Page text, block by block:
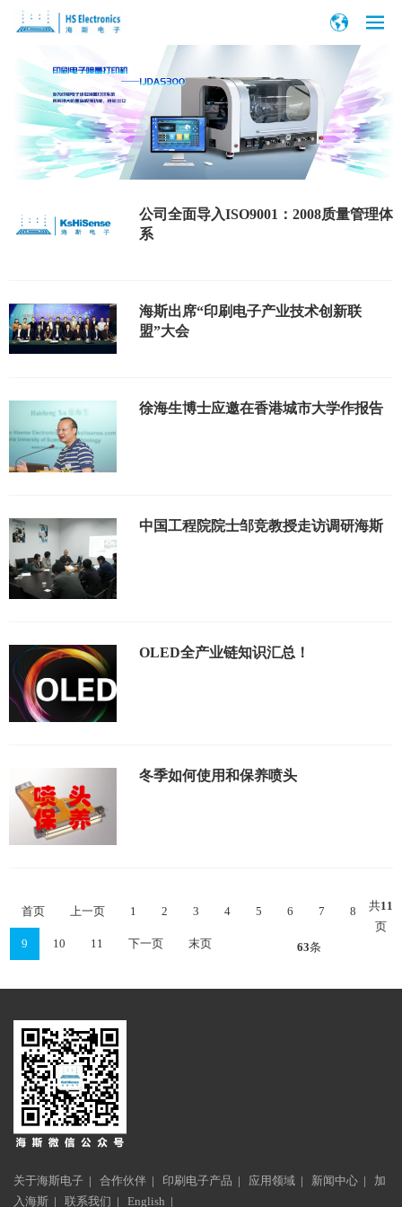
公司全面导入ISO9001：2008质量管理体
系
海斯出席“印刷电子产业技术创新联
盟”大会
徐海生博士应邀在香港城市大学作报告
中国工程院院士邹竞教授走访调研海斯
OLED全产业链知识汇总！
冬季如何使用和保养喷头
首页 上一页 1 2 3 4 5 6 7 8
9 10 11 下一页 末页
共11
页
63条
关于海斯电子 | 合作伙伴 | 印刷电子产品 | 应用领域 | 新闻中心 | 加
入海斯 | 联系我们 | English |